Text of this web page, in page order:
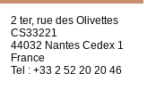
2 ter, rue des Olivettes
CS33221
44032 Nantes Cedex 1
France
Tel : +33 2 52 20 20 46